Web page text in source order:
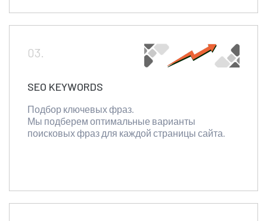
03.
SEO KEYWORDS
Подбор ключевых фраз.
Мы подберем оптимальные варианты
поисковых фраз для каждой страницы сайта.